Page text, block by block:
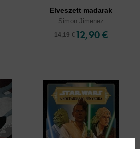
Elveszett madarak
Simon Jimenez
14,19 €12,90 €